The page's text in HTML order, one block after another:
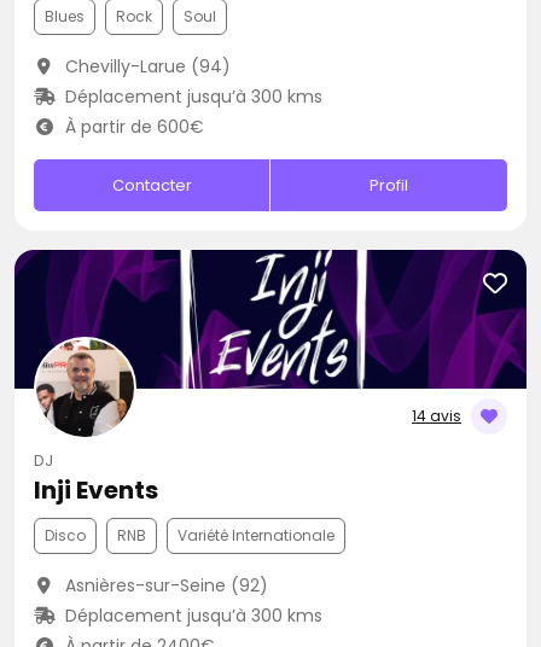
Blues Rock Soul
Chevilly-Larue (94)
Déplacement jusqu’à 300 kms
À partir de 600€
Contacter Profil
14 avis
DJ
Inji Events
Disco RNB Variété Internationale
Asnières-sur-Seine (92)
Déplacement jusqu’à 300 kms